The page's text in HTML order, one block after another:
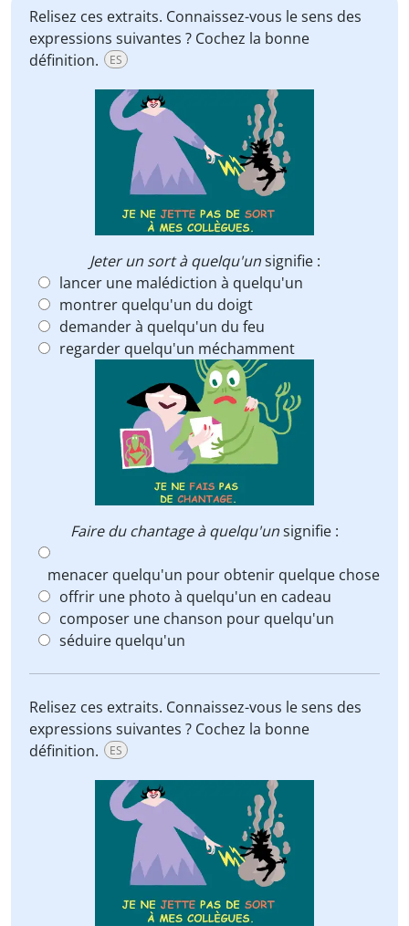
Relisez ces extraits. Connaissez-vous le sens des
expressions suivantes ? Cochez la bonne
définition.
ES
Jeter un sort à quelqu'unsignifie :
lancer une malédiction à quelqu'un
montrer quelqu'un du doigt
demander à quelqu'un du feu
regarder quelqu'un méchamment
Faire du chantage à quelqu'unsignifie :
menacer quelqu'un pour obtenir quelque chose
offrir une photo à quelqu'un en cadeau
composer une chanson pour quelqu'un
séduire quelqu'un
Relisez ces extraits. Connaissez-vous le sens des
expressions suivantes ? Cochez la bonne
définition.
ES